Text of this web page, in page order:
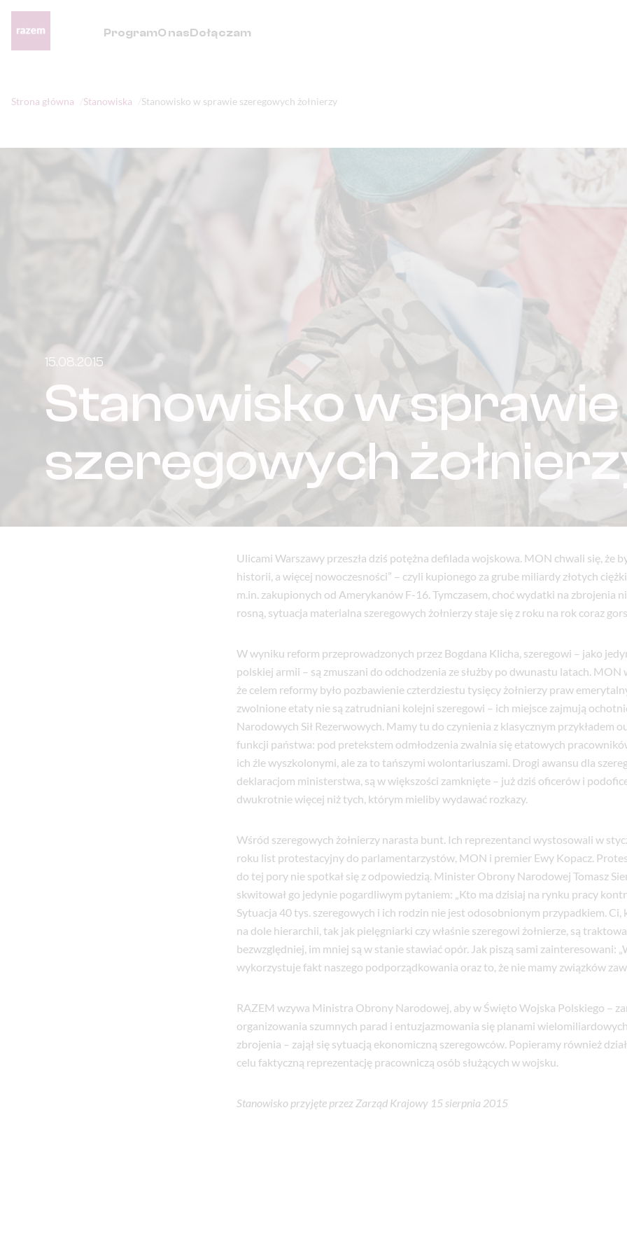
ProgramO nasDołączam
Strona główna Stanowiska Stanowisko w sprawie szeregowych żołnierzy
15.08.2015
Stanowisko w sprawie
szeregowych
Ulicami Warszawy przeszła dziś potężna defilada wojskowa. MON chwali się, że
historii, a więcej nowoczesności” – czyli kupionego za grube miliardy złotych
m.in. zakupionych od Amerykanów F-16. Tymczasem, choć wydatki na zbrojenia
rosną, sytuacja materialna szeregowych żołnierzy staje się z roku na rok coraz
W wyniku reform przeprowadzonych przez Bogdana Klicha, szeregowi – jako
polskiej armii – są zmuszani do odchodzenia ze służby po dwunastu latach. MON
że celem reformy było pozbawienie czterdziestu tysięcy żołnierzy praw
zwolnione etaty nie są zatrudniani kolejni szeregowi – ich miejsce zajmują
Narodowych Sił Rezerwowych. Mamy tu do czynienia z klasycznym przykładem
funkcji państwa: pod pretekstem odmłodzenia zwalnia się etatowych
ich źle wyszkolonymi, ale za to tańszymi wolontariuszami. Drogi awansu dla
deklaracjom ministerstwa, są w większości zamknięte – już dziś oficerów i
dwukrotnie więcej niż tych, którym mieliby wydawać rozkazy.
Wśród szeregowych żołnierzy narasta bunt. Ich reprezentanci wystosowali w
roku list protestacyjny do parlamentarzystów, MON i premier Ewy Kopacz.
do tej pory nie spotkał się z odpowiedzią. Minister Obrony Narodowej Tomasz
skwitował go jedynie pogardliwym pytaniem: „Kto ma dzisiaj na rynku pracy
Sytuacja 40 tys. szeregowych i ich rodzin nie jest odosobnionym przypadkiem. Ci,
na dole hierarchii, tak jak pielęgniarki czy właśnie szeregowi żołnierze, są
bezwzględniej, im mniej są w stanie stawiać opór. Jak piszą sami zainteresowani:
wykorzystuje fakt naszego podporządkowania oraz to, że nie mamy związków
RAZEM wzywa Ministra Obrony Narodowej, aby w Święto Wojska Polskiego –
organizowania szumnych parad i entuzjazmowania się planami
zbrojenia – zajął się sytuacją ekonomiczną szeregowców. Popieramy również
celu faktyczną reprezentację pracowniczą osób służących w wojsku.
Stanowisko przyjęte przez Zarząd Krajowy 15 sierpnia 2015